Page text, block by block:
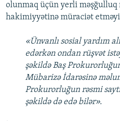
olunmaq üçün yerli məşğulluq
hakimiyyətinə müraciət
«Ünvanlı sosial yardım
edərkən ondan rüşvət
şəkildə Baş
Mübarizə İdarəsinə
Prokurorluğun rəsmi
şəkildə də edə bilər».